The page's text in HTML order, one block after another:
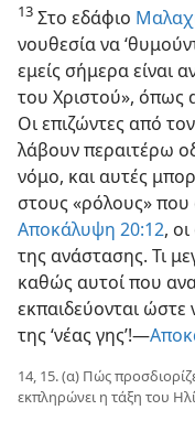
13 Στο εδάφιο
νουθεσία να
εμείς σήμερα είναι
του Χριστού», όπως
Οι επιζώντες από
λάβουν περαιτέρω
νόμο, και αυτές
στους «ρόλους»
Αποκάλυψη 20:12,
της ανάστασης. Τι
καθώς αυτοί που
εκπαιδεύονται
της ‘νέας γης’!—
14, 15. (α) Πώς
εκπληρώνει η τάξη του